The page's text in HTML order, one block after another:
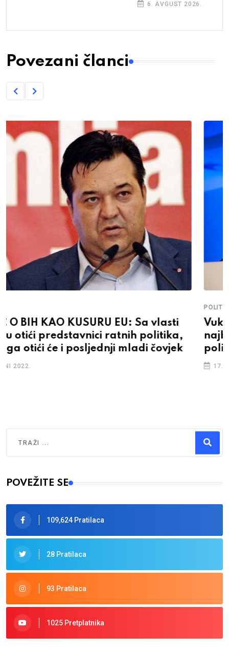
6. AVGUST 2026.
Povezani članci
Vuković: Dodik želi Gulag, olovka je
najbolje oružje protiv represije, vjerske
policije i stranačkog zapošljavanja
17. JUNI 2022.
Type 2 or more characters for results.
POVEŽITE SE
109,624 Pratilaca
28 Pratilaca
93 Pratilaca
1025 Pretplatnika